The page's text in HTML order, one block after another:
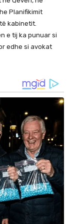
Planifikimit
kabinetit.
e tij ka punuar si
edhe si avokat